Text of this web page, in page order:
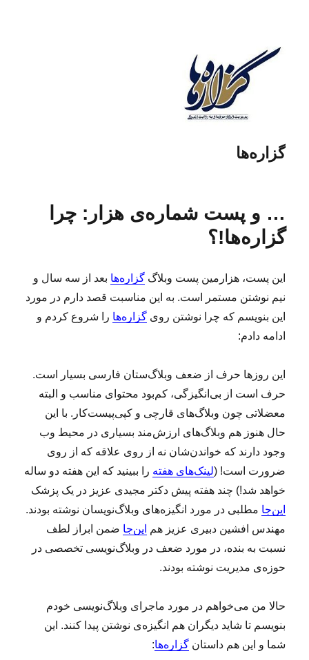
گزاره‌ها
… و پست شماره‌ی هزار: چرا
گزاره‌ها!؟
این پست، هزارمین پست وبلاگگزاره‌ها بعد از سه سال و
نیم نوشتن مستمر است. به این مناسبت قصد دارم در مورد
این بنویسم که چرا نوشتن رویگزاره‌ها را شروع کردم و
ادامه دادم:
این روزها حرف از ضعف وبلاگ‌ستان فارسی بسیار است.
حرف است از بی‌انگیزگی، کم‌بود محتوای مناسب و البته
معضلاتی چون وبلاگ‌های قارچی و کپی‌پیست‌کار. با این
حال هنوز هم وبلاگ‌های ارزش‌مند بسیاری در محیط وب
وجود دارند که خواندن‌شان نه از روی علاقه که از روی
ضرورت است! (لینک‌های هفته را ببینید که این هفته دو ساله
خواهد شد!) چند هفته پیش دکتر مجیدی عزیز در یک پزشک
این‌جا مطلبی در مورد انگیزه‌های وبلاگ‌نویسان نوشته بودند.
مهندس افشین دبیری عزیز هم
این‌جا ضمن ابراز لطف
نسبت به بنده، در مورد ضعف در وبلاگ‌‌نویسی تخصصی در
حوزه‌ی مدیریت نوشته بودند.
حالا من می‌خواهم در مورد ماجرای وبلاگ‌نویسی خودم
بنویسم تا شاید دیگران هم انگیزه‌ی نوشتن پیدا کنند. این
شما و این هم داستانگزاره‌ها: